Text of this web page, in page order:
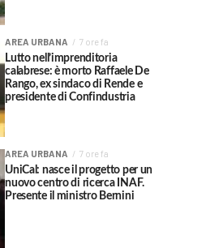
AREA URBANA 7 ore fa
Lutto nell’imprenditoria
calabrese: è morto Raffaele De
Rango, ex sindaco di Rende e
presidente di Confindustria
AREA URBANA 7 ore fa
UniCal: nasce il progetto per un
nuovo centro di ricerca INAF.
Presente il ministro Bernini